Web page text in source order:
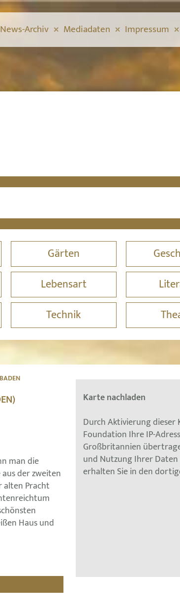
News-Archiv Mediadaten Impressum
Gärten
Lebensart
Technik
man die
der zweiten
alten Pracht
Haus und
Karte nachladen
Durch Aktivierung
Foundation Ihre IP-
Großbritannien
und Nutzung Ihrer
erhalten Sie in den